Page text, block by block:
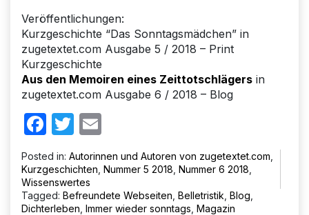
Veröffentlichungen:
Kurzgeschichte “Das Sonntagsmädchen” in
zugetextet.com Ausgabe 5 / 2018 – Print
Kurzgeschichte
Aus den Memoiren eines Zeittotschlägers in
zugetextet.com Ausgabe 6 / 2018 – Blog
Facebook
Twitter
Posted in: Autorinnen und Autoren von zugetextet.com
Kurzgeschichten Nummer 5 2018 Nummer 6 2018
Wissenswertes
Tagged: Befreundete Webseiten Belletristik Blog
Dichterleben Immer wieder sonntags Magazin